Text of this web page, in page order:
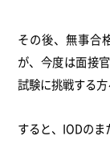
その後、無事合
が、今度は面接
試験に挑戦する方
すると、IODのま